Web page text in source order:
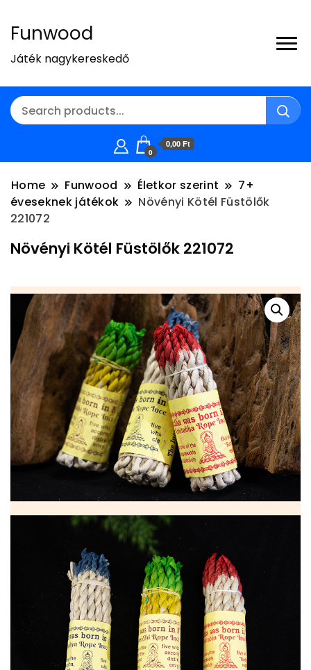
Funwood
Játék nagykereskedő
0
0,00 Ft
Home Funwood Életkor szerint
7+
éveseknek játékok
Növényi Kötél Füstölők
221072
Növényi Kötél Füstölők 221072